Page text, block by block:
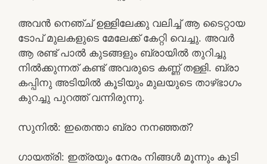
അവൻ നെഞ്ച് ഉള്ളിലേക്കു വലിച്ച് ആ ടൈറ്റായ
ടോപ് മുലകളുടെ മേലേക്ക് കേറ്റി വെച്ചു. അവർ
ആ രണ്ട് പാൽ കുടങ്ങളും ബ്രായിൽ തുറിച്ചു
നിൽക്കുന്നത് കണ്ട് അവരുടെ കണ്ണ് തള്ളി. ബ്രാ
കപ്പിനു അടിയിൽ കൂടിയും മുലയുടെ താഴ്ഭാഗം
കുറച്ചു പുറത്ത് വന്നിരുന്നു.
സുനിൽ: ഇതെന്താ ബ്രാ നനഞ്ഞത്?
ഗായത്രി: ഇത്രയും നേരം നിങ്ങൾ മൂന്നും കൂടി